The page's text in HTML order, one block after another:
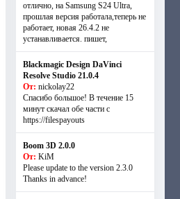
отлично, на Samsung S24 Ultra,
прошлая версия работала,теперь не
работает, новая 26.4.2 не
устанавливается. пишет,
Blackmagic Design DaVinci
Resolve Studio 21.0.4
От: nickolay22
Спасибо большое! В течение 15
минут скачал обе части с
https://filespayouts
Boom 3D 2.0.0
От: KiM
Please update to the version 2.3.0
Thanks in advance!